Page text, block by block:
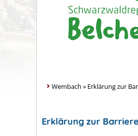
Wembach » Erklärung zur
Erklärung zur